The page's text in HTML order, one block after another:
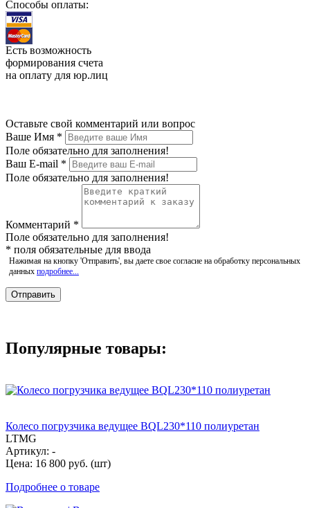
Способы оплаты:
Есть возможность
формирования счета
на оплату для юр.лиц
Оставьте свой комментарий или вопрос
Ваше Имя *
Поле обязательно для заполнения!
Ваш E-mail *
Поле обязательно для заполнения!
Комментарий *
Поле обязательно для заполнения!
* поля обязательные для ввода
Нажимая на кнопку 'Отправить', вы даете свое согласие на обработку персональных
данных подробнее...
Популярные товары:
Колесо погрузчика ведущее BQL230*110 полиуретан
LTMG
Артикул: -
Цена: 16 800 руб. (шт)
Подробнее о товаре